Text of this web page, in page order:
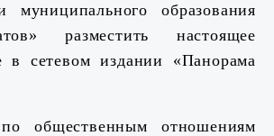
муниципального образования
разместить настоящее
в сетевом издании «Панорама
общественным отношениям